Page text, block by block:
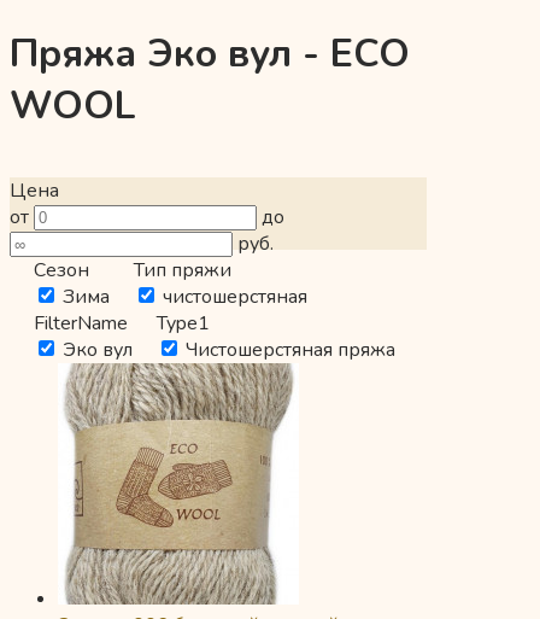
Пряжа Эко вул - ECO
WOOL
Цена
от
до
руб.
Сезон
Зима
Тип пряжи
чистошерстяная
FilterName
Эко вул
Type1
Чистошерстяная пряжа